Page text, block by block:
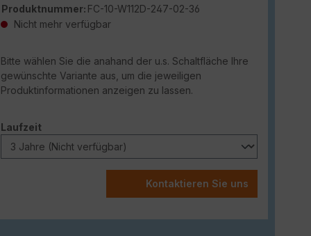
Produktnummer: FC-10-W112D-247-02-36
Nicht mehr verfügbar
Bitte wählen Sie die anahand der u.s. Schaltfläche Ihre
gewünschte Variante aus, um die jeweiligen
Produktinformationen anzeigen zu lassen.
Laufzeitauswählen
Kontaktieren Sie uns